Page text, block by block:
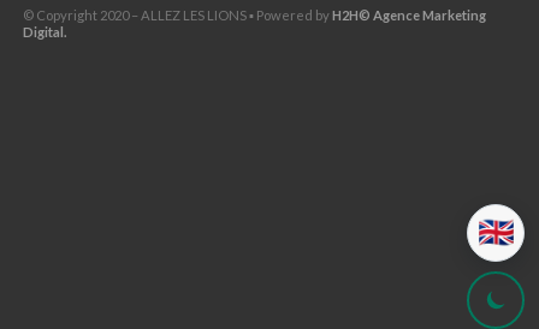
© Copyright 2020 – ALLEZ LES LIONS ▪ Powered byH2H© Agence Marketing
Digital.
🇬🇧